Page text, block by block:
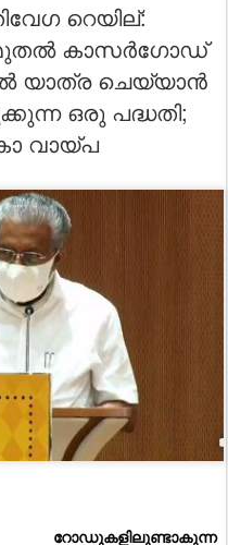
റെയില്:
മുതല്‍ കാസർഗോഡ്
യാത്ര ചെയ്യാന്‍
ഒരു പദ്ധതി;
വായ്പ